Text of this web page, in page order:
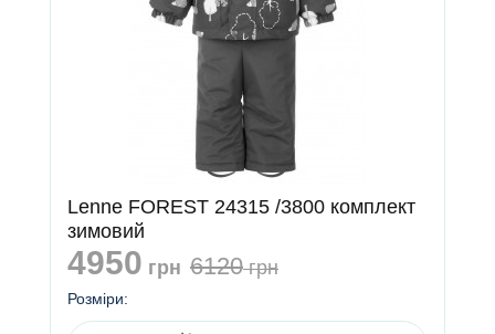
Lenne FOREST 24315 /3800 комплект
зимовий
4950 грн 6120грн
Розміри: